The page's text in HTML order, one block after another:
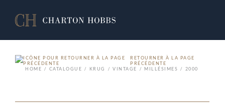
RETOURNER À LA PAGE
PRÉCÉDENTE
HOME
CATALOGUE KRUG VINTAGE MILLÉSIMES 2000